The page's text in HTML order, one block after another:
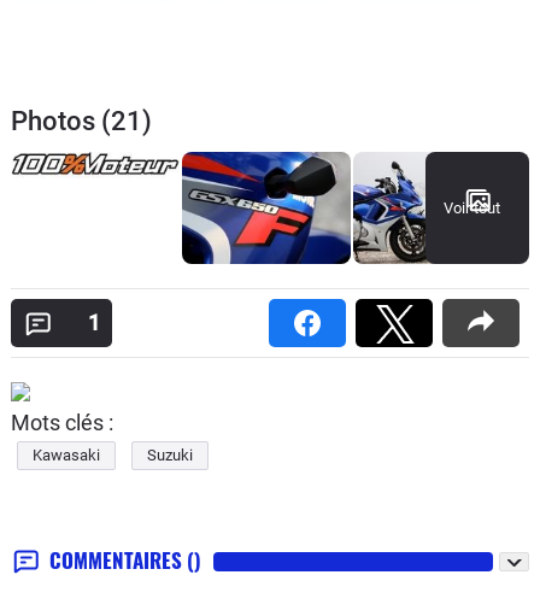
Photos (21)
Voir tout
1
Mots clés :
Kawasaki Suzuki
COMMENTAIRES ()